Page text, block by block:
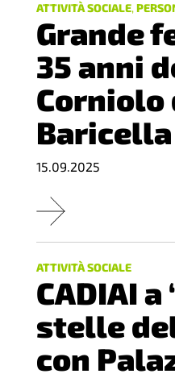
2015
2014
2013
2012
ATTIVITÀ SOCIALE,
Grande
35 anni
Corniolo
Baricella
15.09.2025
ATTIVITÀ SOCIALE
CADIAI
stelle
con